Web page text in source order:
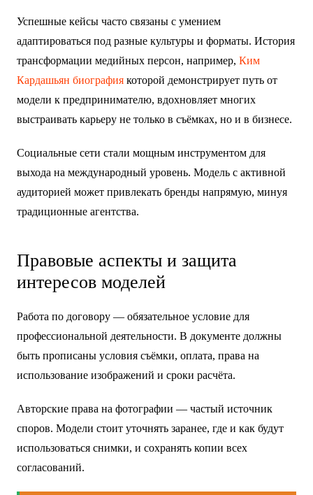
Успешные кейсы часто связаны с умением
адаптироваться под разные культуры и форматы. История
трансформации медийных персон, например, Ким
Кардашьян биографиякоторой демонстрирует путь от
модели к предпринимателю, вдохновляет многих
выстраивать карьеру не только в съёмках, но и в бизнесе.
Социальные сети стали мощным инструментом для
выхода на международный уровень. Модель с активной
аудиторией может привлекать бренды напрямую, минуя
традиционные агентства.
Правовые аспекты и защита
интересов моделей
Работа по договору — обязательное условие для
профессиональной деятельности. В документе должны
быть прописаны условия съёмки, оплата, права на
использование изображений и сроки расчёта.
Авторские права на фотографии — частый источник
споров. Модели стоит уточнять заранее, где и как будут
использоваться снимки, и сохранять копии всех
согласований.